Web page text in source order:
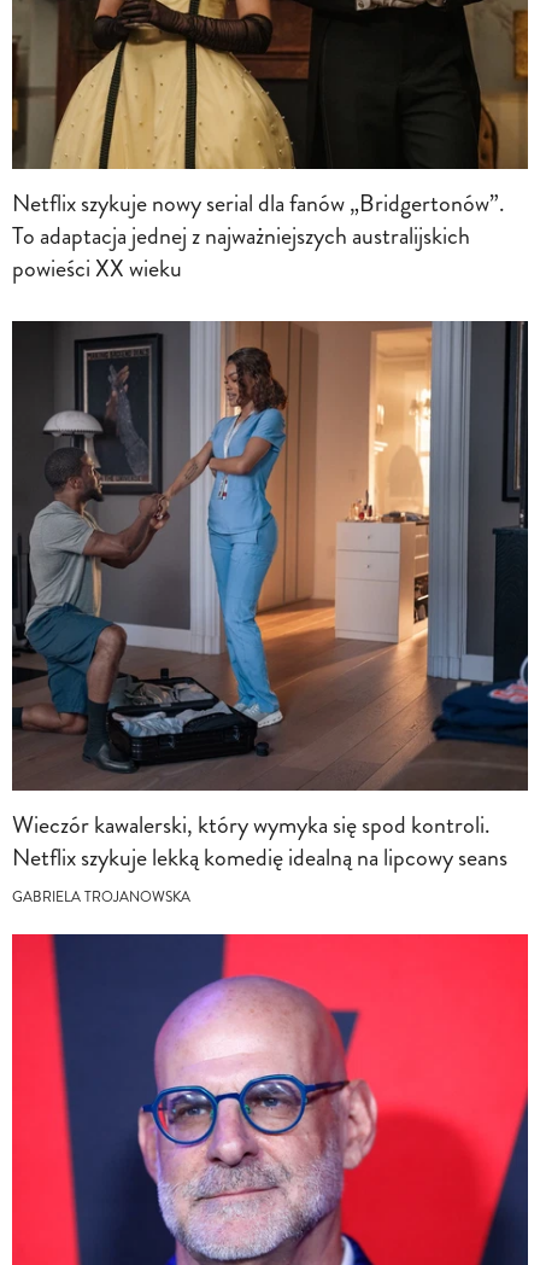
Netflix szykuje nowy serial dla fanów „Bridgertonów”.
To adaptacja jednej z najważniejszych australijskich
powieści XX wieku
Wieczór kawalerski, który wymyka się spod kontroli.
Netflix szykuje lekką komedię idealną na lipcowy seans
GABRIELA TROJANOWSKA